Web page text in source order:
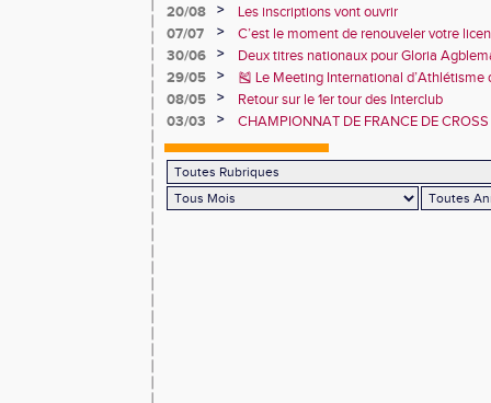
20/08
>
Les inscriptions vont ouvrir
07/07
>
C’est le moment de renouveler votre
2026 !
30/06 >
Deux titres nationaux pour Gloria
France Para Athlétisme
29/05 >
🎽 Le Meeting International
juin 2025 !
08/05 >
Retour sur le 1er tour des Interclub
03/03
> CHAMPIONNAT DE FRANCE DE